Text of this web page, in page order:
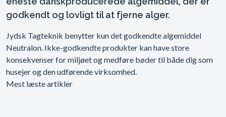
godkendt og lovligt til at fjerne alger.
Jydsk Tagteknik benytter kun det godkendte algemiddel
Neutralon. Ikke-godkendte produkter kan have store
konsekvenser for miljøet og medføre bøder til både dig som
husejer og den udførende virksomhed.
Mest læste artikler